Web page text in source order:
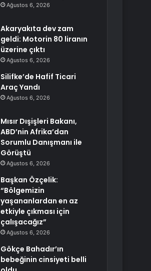
Ağustos 6, 2026
Akaryakıta dev zam
geldi: Motorin 80 liranın
üzerine çıktı
Ağustos 6, 2026
Silifke’de Hafif Ticari
Araç Yandı
Ağustos 6, 2026
Mısır Dışişleri Bakanı,
ABD’nin Afrika’dan
Sorumlu Danışmanı ile
Görüştü
Ağustos 6, 2026
Başkan Özçelik:
“Bölgemizin
yaşananlardan en az
etkiyle çıkması için
çalışacağız”
Ağustos 6, 2026
Gökçe Bahadır’ın
bebeğinin cinsiyeti belli